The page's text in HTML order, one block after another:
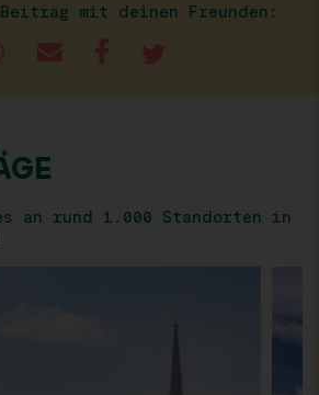
mit deinen Freunden:
an rund 1.000 Standorten in